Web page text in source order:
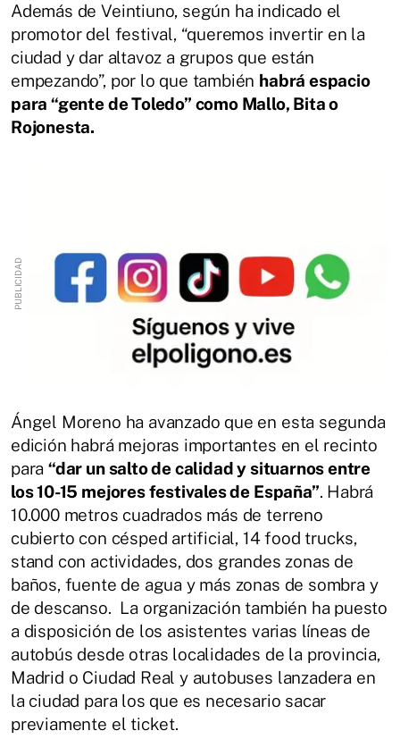
Además de Veintiuno, según ha indicado el
promotor del festival, “queremos invertir en la
ciudad y dar altavoz a grupos que están
empezando”, por lo que también habrá espacio
para “gente de Toledo” como Mallo, Bita o
Rojonesta.
Ángel Moreno ha avanzado que en esta segunda
edición habrá mejoras importantes en el recinto
para“dar un salto de calidad y situarnos entre
los 10-15 mejores festivales de España”. Habrá
10.000 metros cuadrados más de terreno
cubierto con césped artificial, 14 food trucks,
stand con actividades, dos grandes zonas de
baños, fuente de agua y más zonas de sombra y
de descanso. La organización también ha puesto
a disposición de los asistentes varias líneas de
autobús desde otras localidades de la provincia,
Madrid o Ciudad Real y autobuses lanzadera en
la ciudad para los que es necesario sacar
previamente el ticket.